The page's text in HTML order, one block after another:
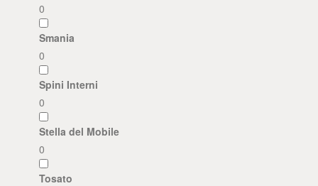
0
Smania
0
Spini Interni
0
Stella del Mobile
0
Tosato